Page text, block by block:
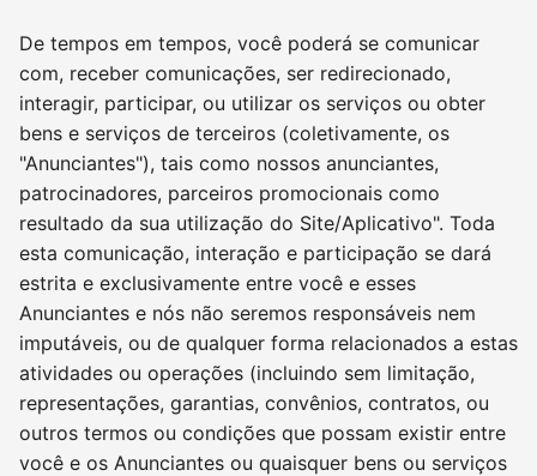
De tempos em tempos, você poderá se comunicar
com, receber comunicações, ser redirecionado,
interagir, participar, ou utilizar os serviços ou obter
bens e serviços de terceiros (coletivamente, os
"Anunciantes"), tais como nossos anunciantes,
patrocinadores, parceiros promocionais como
resultado da sua utilização do Site/Aplicativo". Toda
esta comunicação, interação e participação se dará
estrita e exclusivamente entre você e esses
Anunciantes e nós não seremos responsáveis nem
imputáveis, ou de qualquer forma relacionados a estas
atividades ou operações (incluindo sem limitação,
representações, garantias, convênios, contratos, ou
outros termos ou condições que possam existir entre
você e os Anunciantes ou quaisquer bens ou serviços